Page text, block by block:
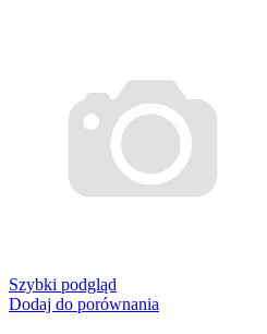
Szybki podgląd
Dodaj do porównania